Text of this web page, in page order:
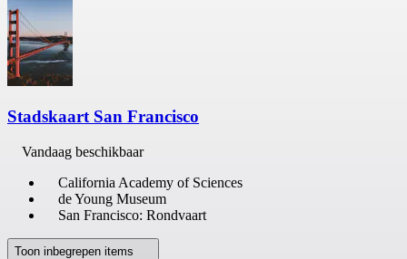
Stadskaart San Francisco
Vandaag beschikbaar
California Academy of Sciences
de Young Museum
San Francisco: Rondvaart
Toon inbegrepen items